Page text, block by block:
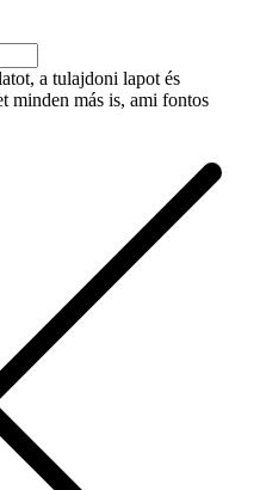
a tulajdoni lapot és
minden más is, ami fontos